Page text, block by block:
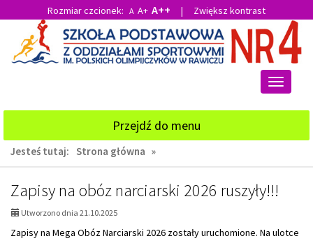
głównej
treści
wyszukiwarki
Rozmiar czcionek: A A+ A++ | Zwiększ kontrast
Przełącz
Przejdź do menu
Jesteś tutaj: Strona główna »
AKTUALNOŚCI,
strona
8:
Zapisy na obóz narciarski 2026 ruszyły!!!
Utworzono dnia 21.10.2025
Zapisy na Mega Obóz Narciarski 2026 zostały uruchomione. Na ulotce